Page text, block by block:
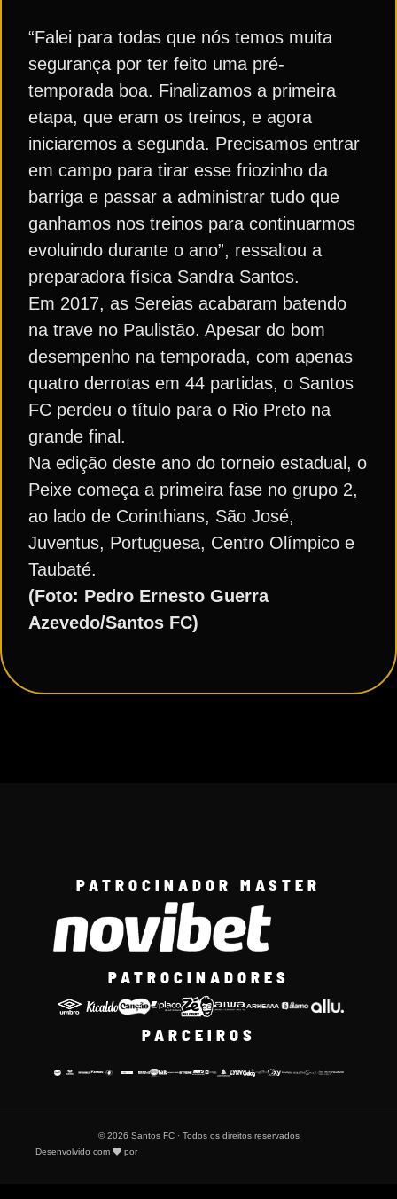
“Falei para todas que nós temos muita
segurança por ter feito uma pré-
temporada boa. Finalizamos a primeira
etapa, que eram os treinos, e agora
iniciaremos a segunda. Precisamos entrar
em campo para tirar esse friozinho da
barriga e passar a administrar tudo que
ganhamos nos treinos para continuarmos
evoluindo durante o ano”, ressaltou a
preparadora física Sandra Santos.
Em 2017, as Sereias acabaram batendo
na trave no Paulistão. Apesar do bom
desempenho na temporada, com apenas
quatro derrotas em 44 partidas, o Santos
FC perdeu o título para o Rio Preto na
grande final.
Na edição deste ano do torneio estadual, o
Peixe começa a primeira fase no grupo 2,
ao lado de Corinthians, São José,
Juventus, Portuguesa, Centro Olímpico e
Taubaté.
(Foto: Pedro Ernesto Guerra
Azevedo/Santos FC)
PATROCINADOR MASTER
PATROCINADORES
PARCEIROS
© 2026 Santos FC · Todos os direitos reservados
Desenvolvido com
por